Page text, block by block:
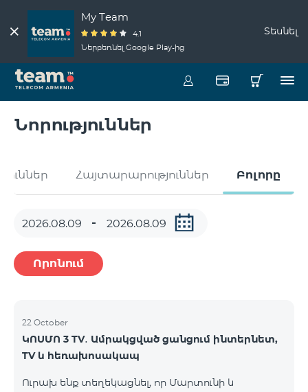
My Team
4.1
Ներբեռնել Google Play-ից
Տեսնել
Նորություններ
Հայտարարություններ Բոլորը
Որոնում
22 October
ԿՈՍՄՈ 3 TV․ Ամրակցված ցանցում ինտերնետ,
TV և հեռախոսակապ
Ուրախ ենք տեղեկացնել, որ Մարտունի և